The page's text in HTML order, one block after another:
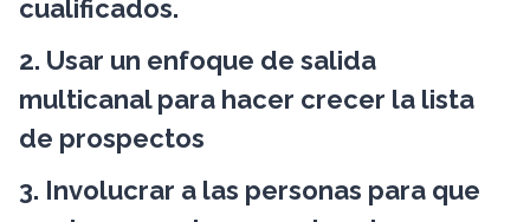
cualificados.
2. Usar un enfoque de salida
multicanal para hacer crecer la lista
de prospectos
3. Involucrar a las personas para que